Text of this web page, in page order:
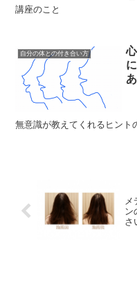
講座のこと
自分の体との付き合い方
無意識が教えてくれるヒント
メ
ン
さ